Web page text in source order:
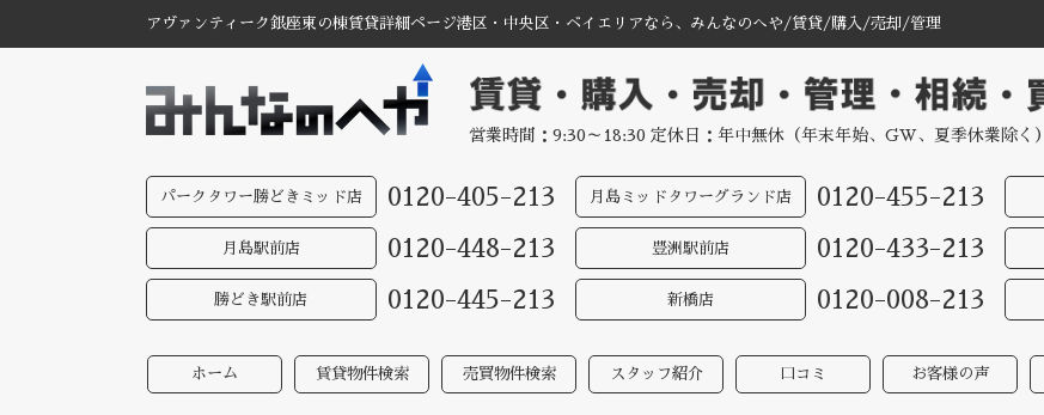
アヴァンティーク銀座東の棟賃貸詳細ページ港区・中央区・ベイエリアなら、みんなのへや/賃貸/購入/売却/管理
営業時間：9:30～18:30 定休日：年中無休（年末年始、GW、夏季休業除く）
パークタワー勝どきミッド店 0120-405-213 月島ミッドタワーグランド店 0120-455-213
月島駅前店 0120-448-213 豊洲駅前店 0120-433-213
勝どき駅前店 0120-445-213 新橋店 0120-008-213
ホーム 賃貸物件検索 売買物件検索 スタッフ紹介 口コミ お客様の声